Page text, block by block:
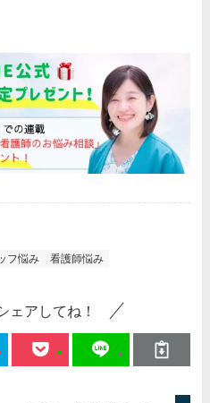
フ悩み 看護師悩み
ェアしてね！